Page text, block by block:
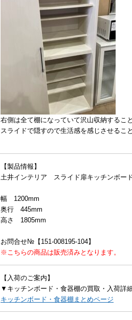
右側は全て棚になっていて沢山収納するこ
スライドで隠すので生活感を感じさせるこ
【製品情報】
土井インテリア スライド扉キッチンボー
幅 1200mm
奥行 445mm
高さ 1805mm
お問合せ№【151-008195-104】
※こちらの商品は販売済みとなります。
【入荷のご案内】
▼キッチンボード・食器棚の買取・入荷詳
キッチンボード・食器棚まとめページ